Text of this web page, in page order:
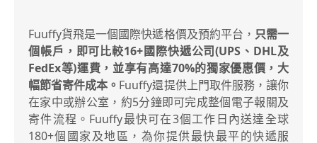
Fuuffy貨飛是一個國際快遞格價及預約平台， 只需一
個帳戶，即可比較16+國際快遞公司(UPS、DHL及
FedEx等)運費，並享有高達70%的獨家優惠價，大
幅節省寄件成本。 Fuuffy還提供上門取件服務，讓你
在家中或辦公室，約5分鐘即可完成整個電子報關及
寄件流程。Fuuffy最快可在3個工作日內送達全球
180+個國家及地區，為你提供最快最平的快遞服